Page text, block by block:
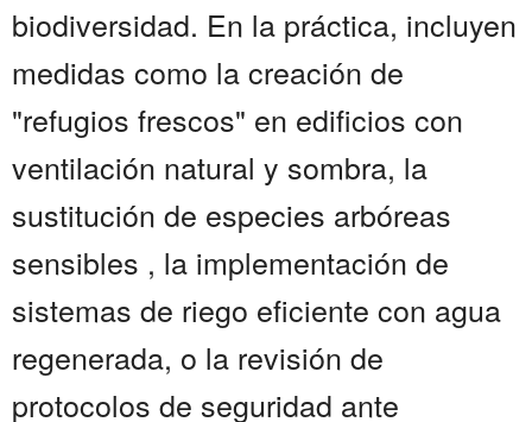
biodiversidad. En la práctica, incluyen
medidas como la creación de
"refugios frescos" en edificios con
ventilación natural y sombra, la
sustitución de especies arbóreas
sensibles , la implementación de
sistemas de riego eficiente con agua
regenerada, o la revisión de
protocolos de seguridad ante